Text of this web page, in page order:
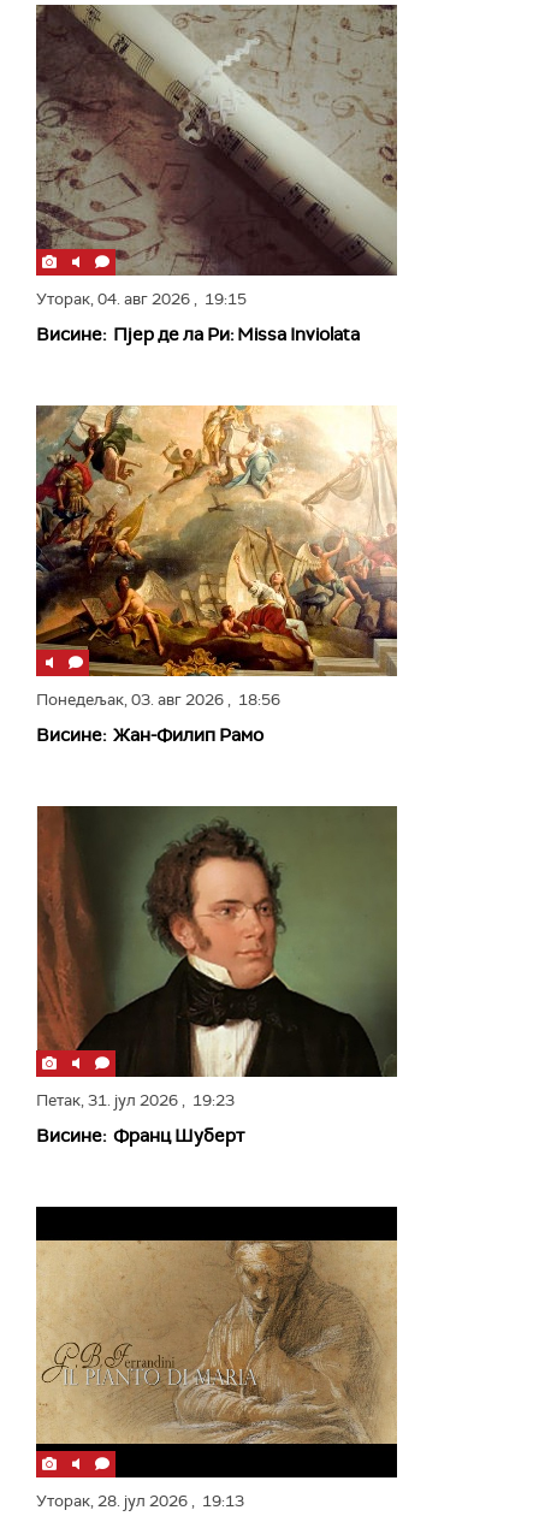
Уторак,04. авг 2026, 19:15
Висине: Пјер де ла Ри: Missa Inviolata
Понедељак,03. авг 2026, 18:56
Висине: Жан-Филип Рамо
Петак,31. јул 2026, 19:23
Висине: Франц Шуберт
Уторак,28. јул 2026, 19:13